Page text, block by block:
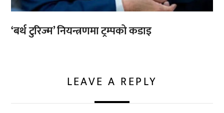
‘बर्थ टुरिज्म’ नियन्त्रणमा ट्रम्पको कडाइ
LEAVE A REPLY